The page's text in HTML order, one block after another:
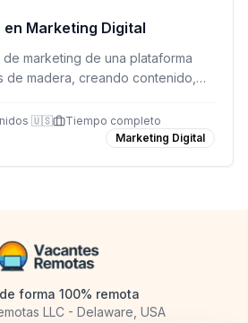
en Marketing Digital
de marketing de una plataforma
de madera, creando contenido,
🇺🇸
Tiempo completo
Marketing Digital
forma 100% remota
LLC - Delaware, USA